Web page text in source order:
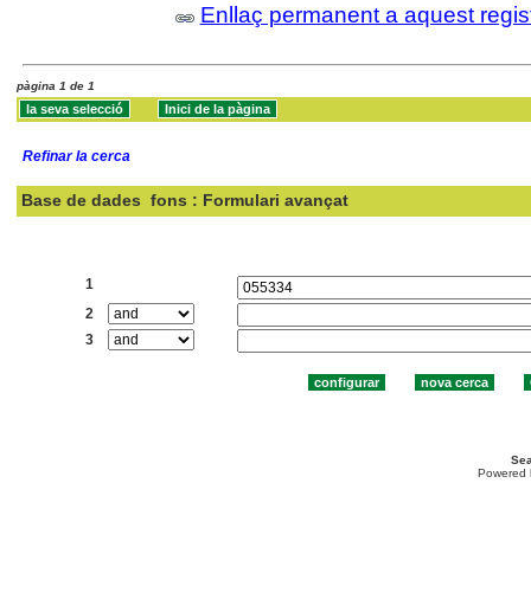
Enllaç permanent a aquest
pàgina 1 de 1
Refinar la cerca
Base de dades fons : Formulari avançat
1
2
3